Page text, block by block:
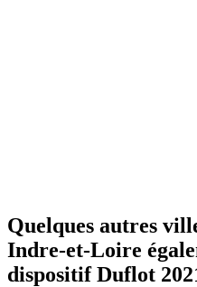
Quelques autres
Indre-et-Loire
dispositif Duflot